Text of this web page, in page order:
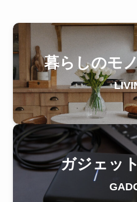
暮らしのモ
ガジェッ